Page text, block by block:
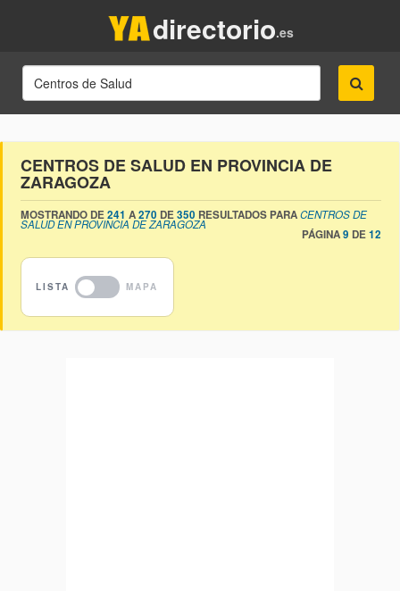
.es
directorio
CENTROS DE SALUD EN PROVINCIA DE
ZARAGOZA
MOSTRANDO DE241 A270 DE350 RESULTADOS PARACENTROS DE
SALUD EN PROVINCIA DE ZARAGOZA
PÁGINA9 DE12